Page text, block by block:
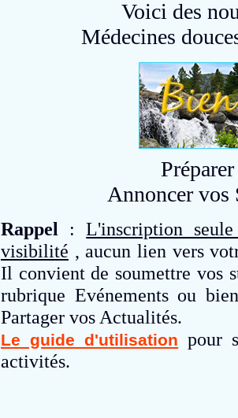
Voici des
Médecines
Annoncer vos
Rappel :L'inscription
visibilité , aucun lien vers
Il convient de soumettre vos
rubrique Evénements ou
Partager vos Actualités.
Le guide d'utilisation pour
activités.